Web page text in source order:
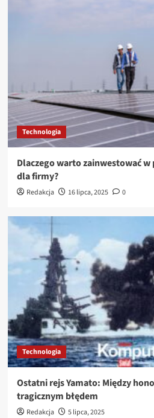
Technologia
Dlaczego warto zainwestować
dla firmy?
Redakcja 16 lipca, 2025 0
Technologia
Ostatni rejs Yamato: Między
tragicznym błędem
Redakcja 5 lipca, 2025